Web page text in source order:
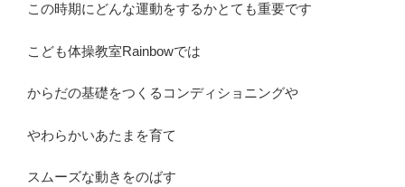
この時期にどんな運動をするかとても重要です
こども体操教室Rainbowでは
からだの基礎をつくるコンディショニングや
やわらかいあたまを育て
スムーズな動きをのばす